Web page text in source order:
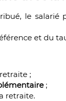
le salarié
et du
;
;
retraite.